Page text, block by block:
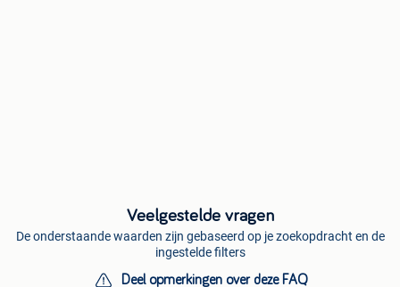
Veelgestelde vragen
De onderstaande waarden zijn gebaseerd op je zoekopdracht en de
ingestelde filters
Deel opmerkingen over deze FAQ